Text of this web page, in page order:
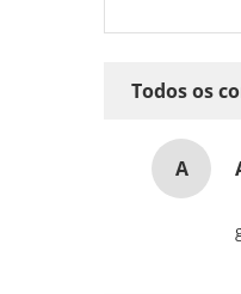
Todos os
A